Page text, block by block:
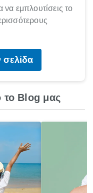
εμπλουτίσεις το
το Blog μας